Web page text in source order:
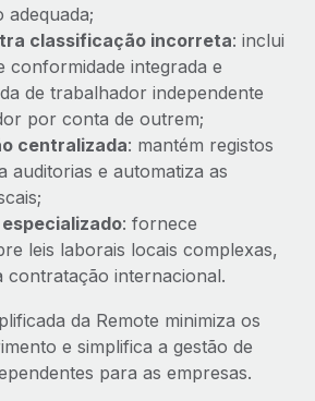
adequada;
classificação incorreta: inclui
conformidade integrada e
de trabalhador independente
por conta de outrem;
centralizada: mantém registos
auditorias e automatiza as
: fornece
leis laborais locais complexas,
contratação internacional.
da Remote minimiza os
e simplifica a gestão de
para as empresas.